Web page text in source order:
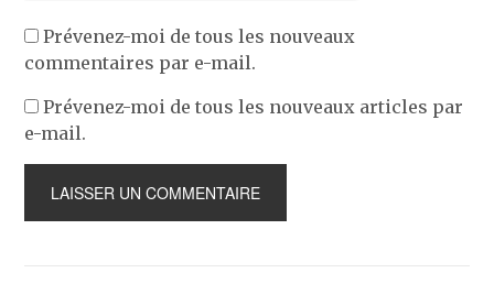
Prévenez-moi de tous les nouveaux
commentaires par e-mail.
Prévenez-moi de tous les nouveaux articles par
e-mail.